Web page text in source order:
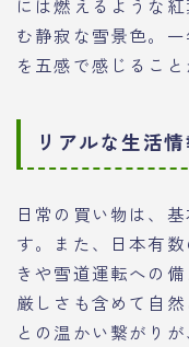
には燃えるような
む静寂な雪景色。
を五感で感じること
リアルな生活
日常の買い物は、
す。また、日本有
きや雪道運転への
厳しさも含めて自
との温かい繋がり